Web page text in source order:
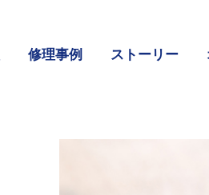
修理事例 ストーリー